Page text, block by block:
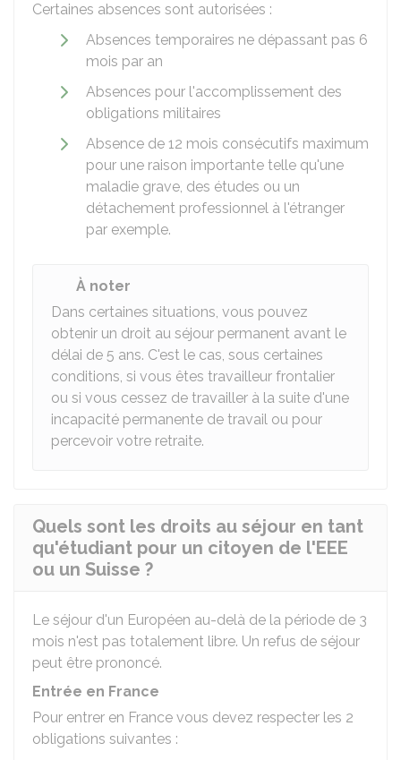
Certaines absences sont autorisées :
Absences temporaires ne dépassant pas 6
mois par an
Absences pour l'accomplissement des
obligations militaires
Absence de 12 mois consécutifs maximum
pour une raison importante telle qu'une
maladie grave, des études ou un
détachement professionnel à l'étranger
par exemple.
À noter
Dans certaines situations, vous pouvez
obtenir un droit au séjour permanent avant le
délai de 5 ans. C'est le cas, sous certaines
conditions, si vous êtes travailleur frontalier
ou si vous cessez de travailler à la suite d'une
incapacité permanente de travail ou pour
percevoir votre retraite.
Quels sont les droits au séjour en tant
qu'étudiant pour un citoyen de l'EEE
ou un Suisse ?
Le séjour d'un Européen au-delà de la période de 3
mois n'est pas totalement libre. Un refus de séjour
peut être prononcé.
Entrée en France
Pour entrer en France vous devez respecter les 2
obligations suivantes :